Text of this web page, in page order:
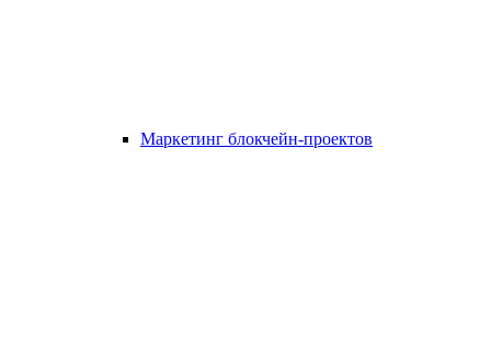
Маркетинг блокчейн-проектов